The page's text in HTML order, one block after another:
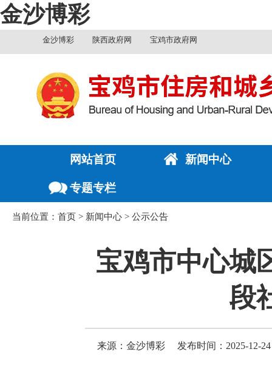
金沙博彩
金沙博彩 陕西政府网 宝鸡市政府网
网站首页 新闻中心
专题专栏
当前位置： 首页 > 新闻中心 > 公示公告
宝鸡市中心城
段
来源：金沙博彩 发布时间：2025-12-24